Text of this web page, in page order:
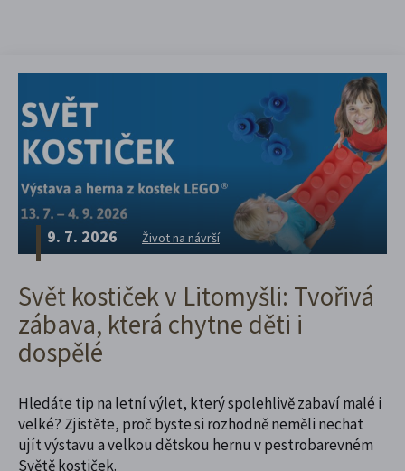
9. 7. 2026 Život na návrší
Svět kostiček v Litomyšli: Tvořivá
zábava, která chytne děti i
dospělé
Hledáte tip na letní výlet, který spolehlivě zabaví malé i
velké? Zjistěte, proč byste si rozhodně neměli nechat
ujít výstavu a velkou dětskou hernu v pestrobarevném
Světě kostiček.